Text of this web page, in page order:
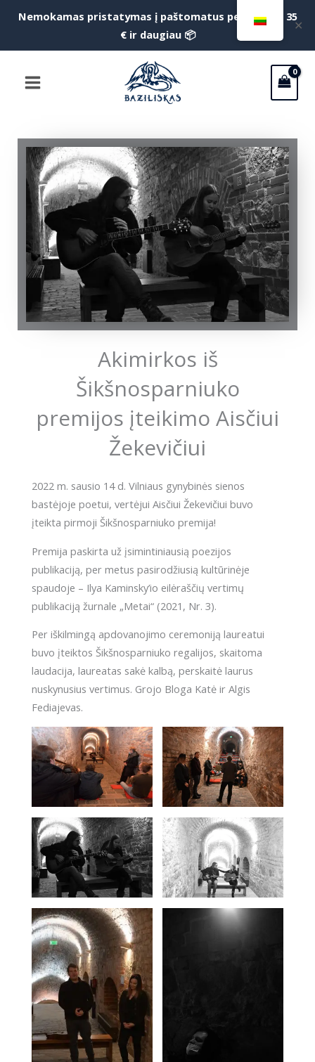
Nemokamas pristatymas į paštomatus perkant už 35
€ ir daugiau 📦
✕
Menu
Akimirkos iš
Šikšnosparniuko
premijos įteikimo Aisčiui
Žekevičiui
2022 m. sausio 14 d. Vilniaus gynybinės sienos
bastėjoje poetui, vertėjui Aisčiui Žekevičiui buvo
įteikta pirmoji Šikšnosparniuko premija!
Premija paskirta už įsimintiniausią poezijos
publikaciją, per metus pasirodžiusią kultūrinėje
spaudoje – Ilya Kaminsky’io eilėraščių vertimų
publikaciją žurnale „Metai“ (2021, Nr. 3).
Per iškilmingą apdovanojimo ceremoniją laureatui
buvo įteiktos Šikšnosparniuko regalijos, skaitoma
laudacija, laureatas sakė kalbą, perskaitė laurus
nuskynusius vertimus. Grojo Bloga Katė ir Algis
Fediajevas.